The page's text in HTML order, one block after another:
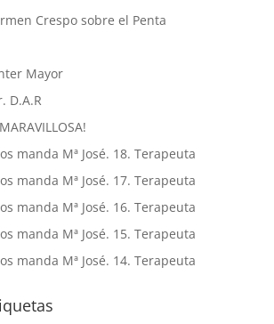
Crespo sobre el Penta
Mayor
D.A.R
manda Mª José. 18. Terapeuta
manda Mª José. 17. Terapeuta
manda Mª José. 16. Terapeuta
manda Mª José. 15. Terapeuta
manda Mª José. 14. Terapeuta